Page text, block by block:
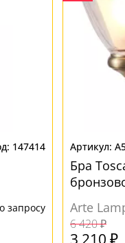
147414
запросу
Бра
Arte
6 420 ₽
3 210 ₽